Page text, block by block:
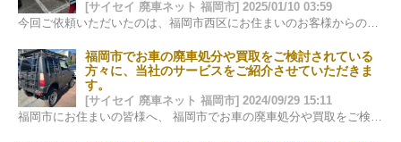
[サイセイ 廃車ネット 福岡市] 2025/01/10 03:59
今回ご依頼いただいたのは、福岡市西区にお住まいのお客様からの廃車のご相談でした。 車種は、今もなお多くのファンに愛され続けているユーノス・ロ…
福岡市でお車の廃車処分や買取をご検討されている
方々に、当社のサービスをご紹介させていただきま
す。
[サイセイ 廃車ネット 福岡市] 2024/09/29 15:11
福岡市にお住まいの皆様へ、 福岡市でお車の廃車処分や買取をご検討されている方々に、当社のサービスをご紹介させていただきます。自動車は日々の生活に欠…